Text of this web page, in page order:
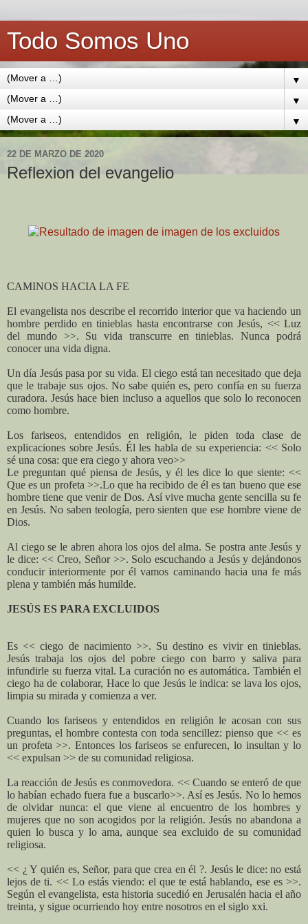
Todo Somos Uno
▼
▼
▼
22 DE MARZO DE 2020
Reflexion del evangelio
CAMINOS HACIA LA FE
El evangelista nos describe el recorrido interior que va haciendo un
hombre perdido en tinieblas hasta encontrarse con Jesús, << Luz
del mundo >>. Su vida transcurre en tinieblas. Nunca podrá
conocer una vida digna.
Un día Jesús pasa por su vida. El ciego está tan necesitado que deja
que le trabaje sus ojos. No sabe quién es, pero confía en su fuerza
curadora. Jesús hace bien incluso a aquellos que solo lo reconocen
como hombre.
Los fariseos, entendidos en religión, le piden toda clase de
explicaciones sobre Jesús. Él les habla de su experiencia: << Solo
sé una cosa: que era ciego y ahora veo>>
Le preguntan qué piensa de Jesús, y él les dice lo que siente: <<
Que es un profeta >>.Lo que ha recibido de él es tan bueno que ese
hombre tiene que venir de Dos. Así vive mucha gente sencilla su fe
en Jesús. No saben teología, pero sienten que ese hombre viene de
Dios.
Al ciego se le abren ahora los ojos del alma. Se postra ante Jesús y
le dice: << Creo, Señor >>. Solo escuchando a Jesús y dejándonos
conducir interiormente por él vamos caminando hacia una fe más
plena y también más humilde.
JESÚS ES PARA EXCLUIDOS
Es << ciego de nacimiento >>. Su destino es vivir en tinieblas.
Jesús trabaja los ojos del pobre ciego con barro y saliva para
infundirle su fuerza vital. La curación no es automática. También el
ciego ha de colaborar, Hace lo que Jesús le indica: se lava los ojos,
limpia su mirada y comienza a ver.
Cuando los fariseos y entendidos en religión le acosan con sus
preguntas, el hombre contesta con toda sencillez: pienso que << es
un profeta >>. Entonces los fariseos se enfurecen, lo insultan y lo
<< expulsan >> de su comunidad religiosa.
La reacción de Jesús es conmovedora. << Cuando se enteró de que
lo habían echado fuera fue a buscarlo>>. Así es Jesús. No lo hemos
de olvidar nunca: el que viene al encuentro de los hombres y
mujeres que no son acogidos por la religión. Jesús no abandona a
quien lo busca y lo ama, aunque sea excluido de su comunidad
religiosa.
<< ¿ Y quién es, Señor, para que crea en él ?. Jesús le dice: no está
lejos de ti. << Lo estás viendo: el que te está hablando, ese es >>.
Según el evangelista, esta historia sucedió en Jerusalén hacia el año
treinta, y sigue ocurriendo hoy entre nosotros en el siglo xxi.